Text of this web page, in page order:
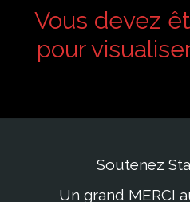
Vous devez
pour
Soutenez
Un grand MERCI